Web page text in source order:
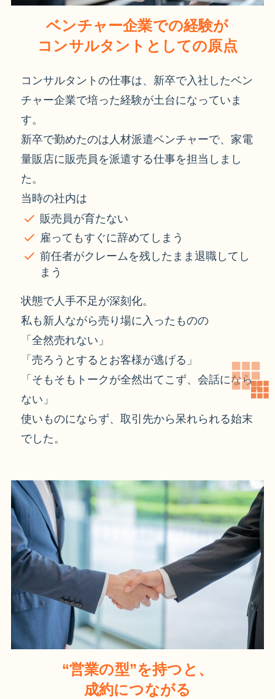
ベンチャー企業での経験が
コンサルタントとしての原点
コンサルタントの仕事は、新卒で入社したベン
チャー企業で培った経験が土台になっていま
す。
新卒で勤めたのは人材派遣ベンチャーで、家電
量販店に販売員を派遣する仕事を担当しまし
た。
当時の社内は
販売員が育たない
雇ってもすぐに辞めてしまう
前任者がクレームを残したまま退職してし
まう
状態で人手不足が深刻化。
私も新人ながら売り場に入ったものの
「全然売れない」
「売ろうとするとお客様が逃げる」
「そもそもトークが全然出てこず、会話になら
ない」
使いものにならず、取引先から呆れられる始末
でした。
“営業の型”を持つと、
成約につながる